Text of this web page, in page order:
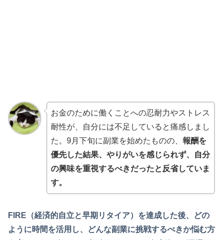
お金のために働くことへの忍耐力やストレス
耐性が、自分には不足していると痛感しまし
た。9月下旬に副業を始めたものの、 報酬を
優先した結果、やりがいを感じられず、自分
の興味を重視するべきだったと反省していま
す。
FIRE（経済的自立と早期リタイア）を達成した後、どの
ように時間を活用し、どんな副業に挑戦するべきか悩む方